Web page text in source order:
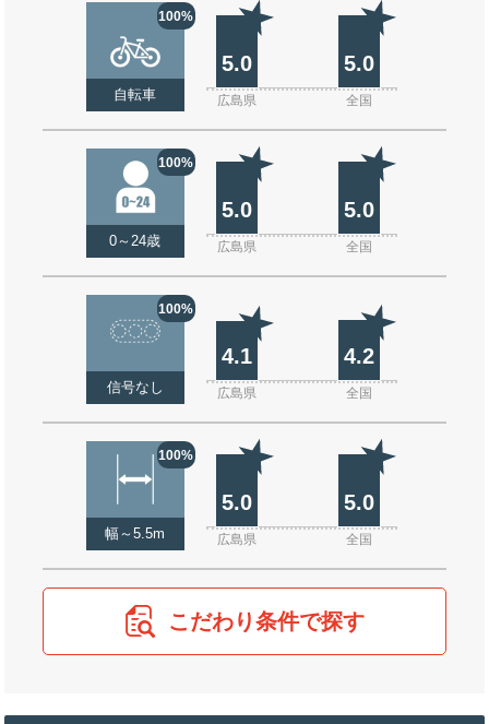
100%
自転車
5.0 5.0
広島県 全国
100%
0～24歳
5.0 5.0
広島県 全国
100%
信号なし
4.1 4.2
広島県 全国
100%
幅～5.5m
5.0 5.0
広島県 全国
こだわり条件で探す